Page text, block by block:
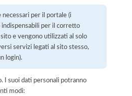
necessari per il portale (i
per il corretto
e vengono utilizzati al solo
servizi legati al sito stesso,
login).
I suoi dati personali potranno
modi: